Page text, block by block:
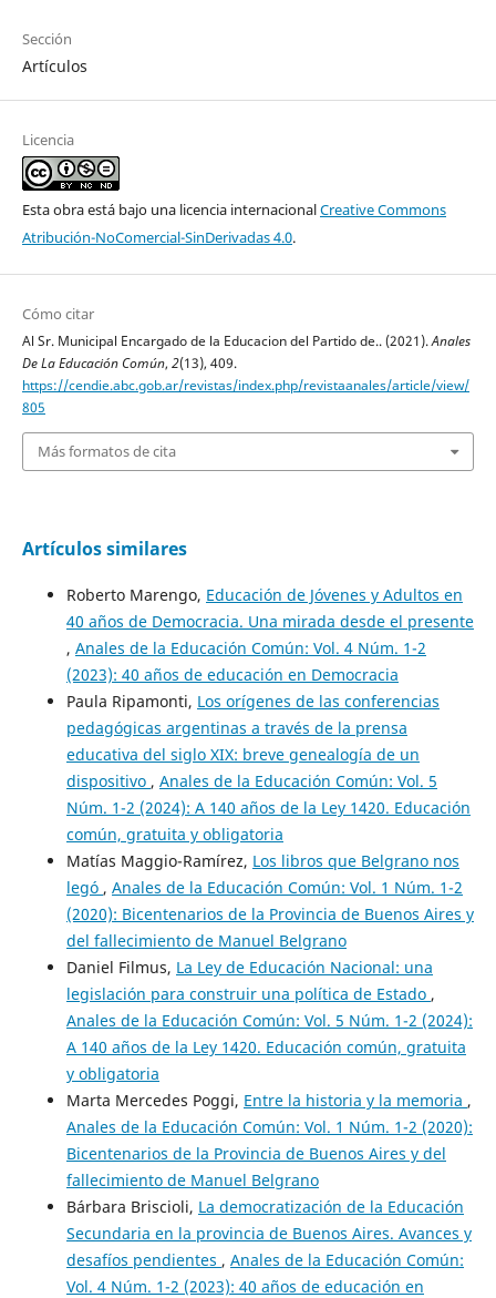
Sección
Artículos
Licencia
Esta obra está bajo una licencia internacionalCreative Commons
Atribución-NoComercial-SinDerivadas 4.0.
Cómo citar
Al Sr. Municipal Encargado de la Educacion del Partido de.. (2021).Anales
De La Educación Común, 2(13), 409.
https://cendie.abc.gob.ar/revistas/index.php/revistaanales/article/view/
805
Más formatos de cita
Artículos similares
Roberto Marengo, Educación de Jóvenes y Adultos en
40 años de Democracia. Una mirada desde el presente
, Anales de la Educación Común: Vol. 4 Núm. 1-2
(2023): 40 años de educación en Democracia
Paula Ripamonti, Los orígenes de las conferencias
pedagógicas argentinas a través de la prensa
educativa del siglo XIX: breve genealogía de un
dispositivo , Anales de la Educación Común: Vol. 5
Núm. 1-2 (2024): A 140 años de la Ley 1420. Educación
común, gratuita y obligatoria
Matías Maggio-Ramírez, Los libros que Belgrano nos
legó , Anales de la Educación Común: Vol. 1 Núm. 1-2
(2020): Bicentenarios de la Provincia de Buenos Aires y
del fallecimiento de Manuel Belgrano
Daniel Filmus, La Ley de Educación Nacional: una
legislación para construir una política de Estado ,
Anales de la Educación Común: Vol. 5 Núm. 1-2 (2024):
A 140 años de la Ley 1420. Educación común, gratuita
y obligatoria
Marta Mercedes Poggi, Entre la historia y la memoria ,
Anales de la Educación Común: Vol. 1 Núm. 1-2 (2020):
Bicentenarios de la Provincia de Buenos Aires y del
fallecimiento de Manuel Belgrano
Bárbara Briscioli, La democratización de la Educación
Secundaria en la provincia de Buenos Aires. Avances y
desafíos pendientes , Anales de la Educación Común:
Vol. 4 Núm. 1-2 (2023): 40 años de educación en